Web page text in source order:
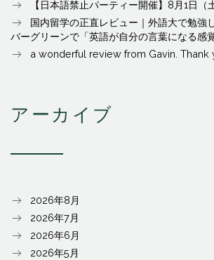
【日本語禁止パーティー開催】8月1日（
国内留学の正直レビュー｜外語大で勉強
バーグリーンで「英語が自分の言葉になる感
a wonderful review from Gavin. Thank
アーカイブ
2026年8月
2026年7月
2026年6月
2026年5月